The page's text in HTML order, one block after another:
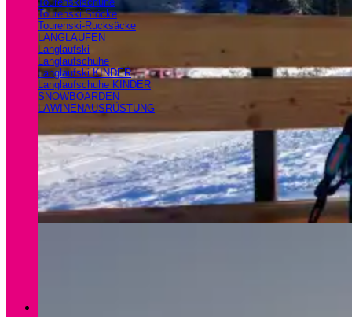
Tourenski Stöcke
Tourenski-Rucksäcke
LANGLAUFEN
Langlaufski
Langlaufschuhe
Langlaufski KINDER
Langlaufschuhe KINDER
SNOWBOARDEN
LAWINENAUSRÜSTUNG